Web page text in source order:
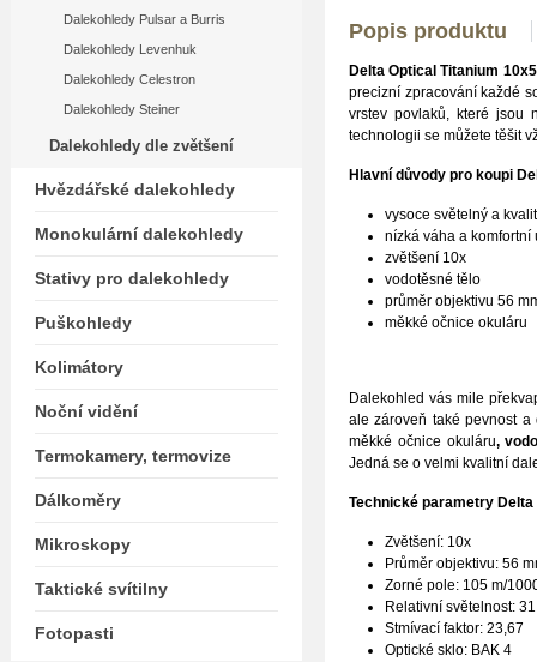
Popis produktu
Delta Optical Titanium
precizní zpracování každé
vrstev povlaků, které jsou
technologii se můžete těšit
Hlavní důvody pro koupi
vysoce světelný a
nízká váha a komfortní
zvětšení 10x
vodotěsné tělo
průměr objektivu 56
měkké očnice okuláru
Dalekohled vás mile
ale zároveň také pevnost
měkké očnice okuláru,
Jedná se o velmi kvalitní
Technické parametry
Zvětšení: 10x
Průměr objektivu: 56
Zorné pole: 105 m/
Relativní světelnost:
Stmívací faktor: 23,67
Optické sklo: BAK 4
Dalekohledy Pulsar a Burris
Dalekohledy Levenhuk
Dalekohledy Celestron
Dalekohledy Steiner
Dalekohledy dle zvětšení
Hvězdářské dalekohledy
Monokulární dalekohledy
Stativy pro dalekohledy
Puškohledy
Kolimátory
Noční vidění
Termokamery, termovize
Dálkoměry
Mikroskopy
Taktické svítilny
Fotopasti